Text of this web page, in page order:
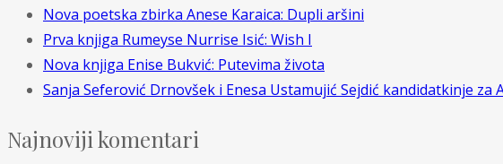
Nova poetska zbirka Anese Karaica: Dupli aršini
Prva knjiga Rumeyse Nurrise Isić: Wish I
Nova knjiga Enise Bukvić: Putevima života
Sanja Seferović Drnovšek i Enesa Ustamujić Sejdić kandidatkinje
Najnoviji komentari